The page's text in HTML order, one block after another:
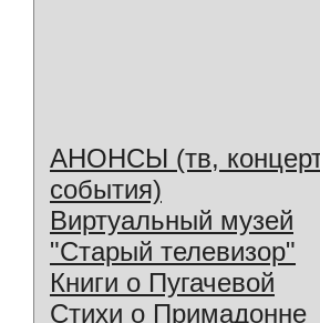
АНОНСЫ (тв,
события)
Виртуальный музей
"Старый телевизор"
Книги о Пугачевой
Стихи о Примадонне